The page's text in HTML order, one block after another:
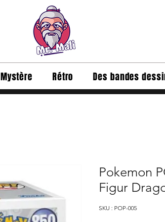
Mystère Rétro Des bandes
Pokemon
Figur
SKU : POP-005